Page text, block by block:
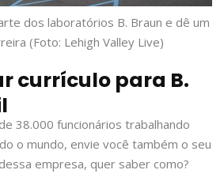
dos laboratórios B. Braun e dê um
(Foto: Lehigh Valley Live)
currículo para B.
38.000 funcionários trabalhando
o mundo, envie você também o seu
empresa, quer saber como?